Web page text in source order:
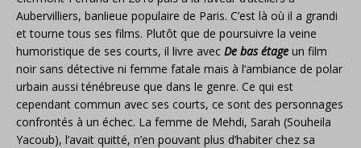
Aubervilliers, banlieue populaire de Paris. C’est là où il a grandi
et tourne tous ses films. Plutôt que de poursuivre la veine
humoristique de ses courts, il livre avec De bas étage un film
noir sans détective ni femme fatale mais à l’ambiance de polar
urbain aussi ténébreuse que dans le genre. Ce qui est
cependant commun avec ses courts, ce sont des personnages
confrontés à un échec. La femme de Mehdi, Sarah (Souheila
Yacoub), l’avait quitté, n’en pouvant plus d’habiter chez sa